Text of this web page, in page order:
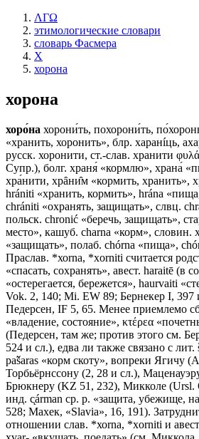
ΛΓΩ
этимологические словари
словарь Фасмера
Х
хорона
хорона
хоро́на хорони́ть, похорони́ть,
«хранить, хоронить», блр. харанíць,
русск. хоронити, ст.-слав. хранити
Супр.), болг. храня́ «кормлю», храна́
хра́нити, хрȃни̑м «кормить, хранить»,
hrániti «хранить, кормить», hránа
chrániti «охранять, защищать», слвц.
польск. chronić «беречь, защищать»,
место», кашуб. charna «корм»,
«защищать», полаб. chórna «пища»,
Праслав. *хоrnа, *хorniti считается
«спасать, сохранять», авест. haraitē (в
«остерегается, бережется», haurvaiti
Vok. 2, 140; Мi. ЕW 89; Бернекер I, 397
Педерсен, IF 5, 65. Менее приемлемо
«владение, состояние», κτέρεα
(Педерсен, там же; против этого см.
524 и сл.), едва ли также связано с
ра̃šаrаs «корм скоту», вопреки Ягичу
Торбьёрнссону (2, 28 и сл.),
Брюкнеру (KZ 51, 232), Микколе (Ursl.
инд. c̨árman ср. р. «защита, убежище,
528; Махек, «Slavia», 16, 191).
отношении слав. *хоrnа, *хorniti и